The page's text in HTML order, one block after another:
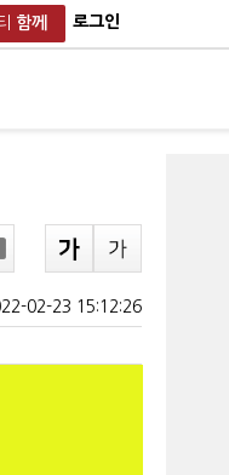
함께 로그인
02-23 15:12:26